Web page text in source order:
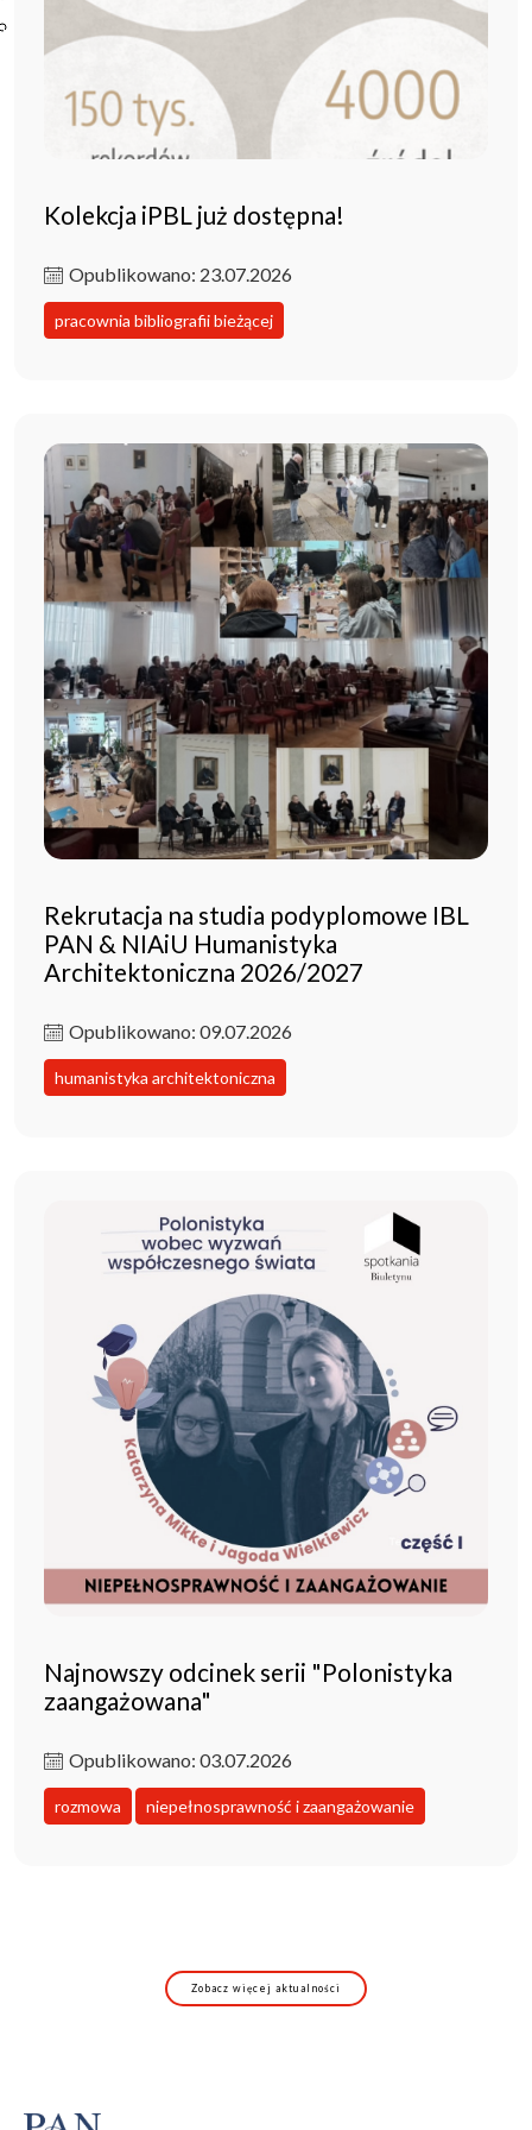
Poczta ibl.waw.pl
Kontakt
Kolekcja iPBL już dostępna!
Opublikowano: 23.07.2026
pracownia bibliografii bieżącej
Rekrutacja na studia podyplomowe IBL
PAN & NIAiU Humanistyka
Architektoniczna 2026/2027
Opublikowano: 09.07.2026
humanistyka architektoniczna
Najnowszy odcinek serii "Polonistyka
zaangażowana"
Opublikowano: 03.07.2026
rozmowa niepełnosprawność i zaangażowanie
Zobacz więcej aktualności